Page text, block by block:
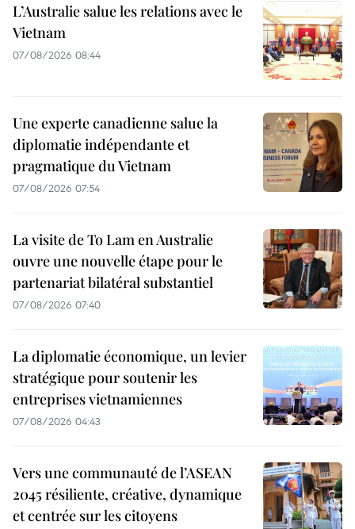
L’Australie salue les relations avec le
Vietnam
07/08/2026 08:44
Une experte canadienne salue la
diplomatie indépendante et
pragmatique du Vietnam
07/08/2026 07:54
La visite de To Lam en Australie
ouvre une nouvelle étape pour le
partenariat bilatéral substantiel
07/08/2026 07:40
La diplomatie économique, un levier
stratégique pour soutenir les
entreprises vietnamiennes
07/08/2026 04:43
Vers une communauté de l’ASEAN
2045 résiliente, créative, dynamique
et centrée sur les citoyens